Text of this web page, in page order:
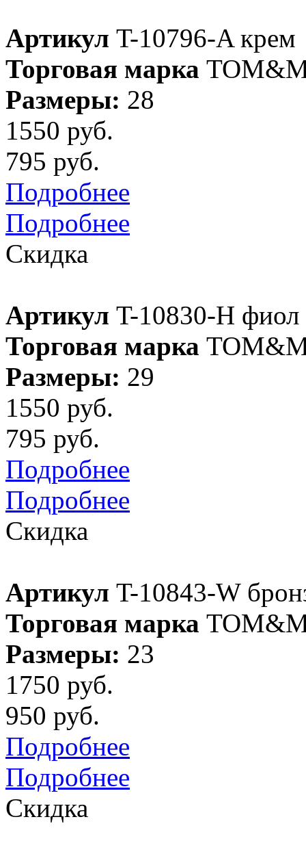
Артикул T-10796-A крем
Торговая марка
Размеры: 28
1550 руб.
795 руб.
Подробнее
Подробнее
Скидка
Артикул T-10830-H фиол
Торговая марка
Размеры: 29
1550 руб.
795 руб.
Подробнее
Подробнее
Скидка
Артикул T-10843-W
Торговая марка
Размеры: 23
1750 руб.
950 руб.
Подробнее
Подробнее
Скидка